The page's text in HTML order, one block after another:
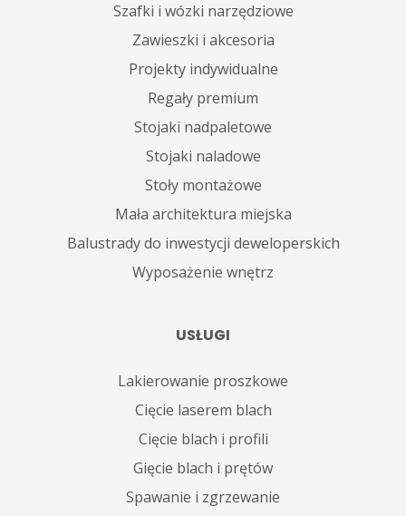
Szafki i wózki narzędziowe
Zawieszki i akcesoria
Projekty indywidualne
Regały premium
Stojaki nadpaletowe
Stojaki naladowe
Stoły montażowe
Mała architektura miejska
Balustrady do inwestycji deweloperskich
Wyposażenie wnętrz
USŁUGI
Lakierowanie proszkowe
Cięcie laserem blach
Cięcie blach i profili
Gięcie blach i prętów
Spawanie i zgrzewanie